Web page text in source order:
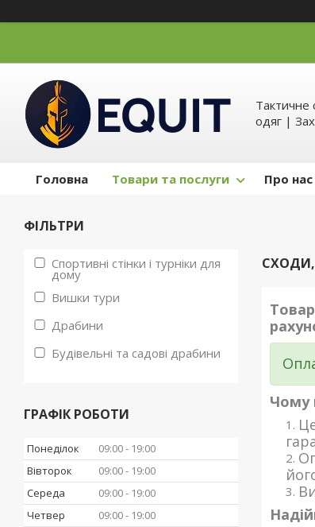
Тактичне
одяг |
Головна Товари та послуги Про нас
Чому
ФІЛЬТРИ
Спортивні стінки і турніки для
дому
Вишки тури
Драбини
Будівельні та садові драбини
ГРАФІК РОБОТИ
Понеділок 09:00
19:00
Вівторок
09:00
19:00
Середа
09:00
19:00
Четвер
09:00
19:00